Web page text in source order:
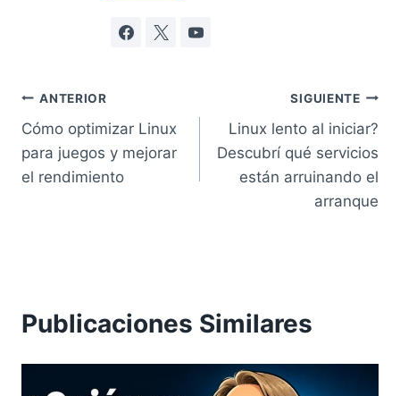
Navegación
de
entradas
ANTERIOR
Cómo optimizar Linux
para juegos y mejorar
el rendimiento
SIGUIENTE
Linux lento al iniciar?
Descubrí qué servicios
están arruinando el
arranque
Publicaciones Similares